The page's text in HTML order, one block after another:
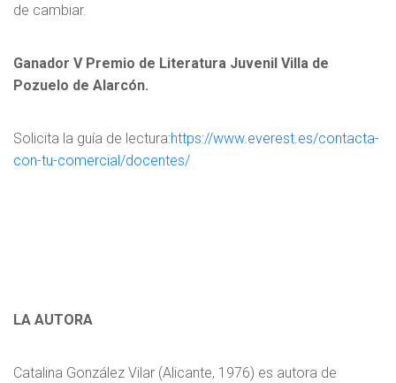
de cambiar.
Ganador V Premio de Literatura Juvenil Villa de
Pozuelo de Alarcón.
Solicita la guía de lectura:https://www.everest.es/contacta-
con-tu-comercial/docentes/
LA AUTORA
Catalina González Vilar (Alicante, 1976) es autora de